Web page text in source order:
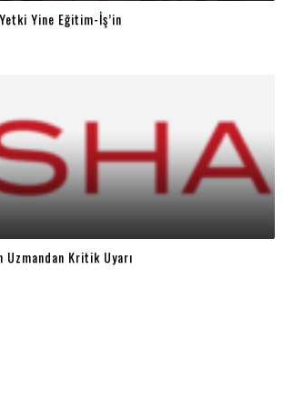
Yine Eğitim-İş’in
Uzmandan Kritik Uyarı